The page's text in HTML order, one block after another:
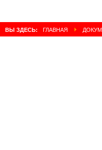
ВЫ ЗДЕСЬ: ГЛАВНАЯ